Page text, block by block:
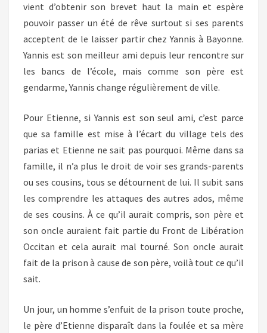
vient d’obtenir son brevet haut la main et espère
pouvoir passer un été de rêve surtout si ses parents
acceptent de le laisser partir chez Yannis à Bayonne.
Yannis est son meilleur ami depuis leur rencontre sur
les bancs de l’école, mais comme son père est
gendarme, Yannis change régulièrement de ville.
Pour Etienne, si Yannis est son seul ami, c’est parce
que sa famille est mise à l’écart du village tels des
parias et Etienne ne sait pas pourquoi. Même dans sa
famille, il n’a plus le droit de voir ses grands-parents
ou ses cousins, tous se détournent de lui. Il subit sans
les comprendre les attaques des autres ados, même
de ses cousins. À ce qu’il aurait compris, son père et
son oncle auraient fait partie du Front de Libération
Occitan et cela aurait mal tourné. Son oncle aurait
fait de la prison à cause de son père, voilà tout ce qu’il
sait.
Un jour, un homme s’enfuit de la prison toute proche,
le père d’Etienne disparaît dans la foulée et sa mère